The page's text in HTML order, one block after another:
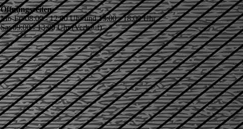
Öffnungszeiten
Mo-Fr: 08:00 - 12:00 Uhr und 13:00 - 18:00 Uhr
Sa: 09:00 - 13:00 Uhr (Verkauf)